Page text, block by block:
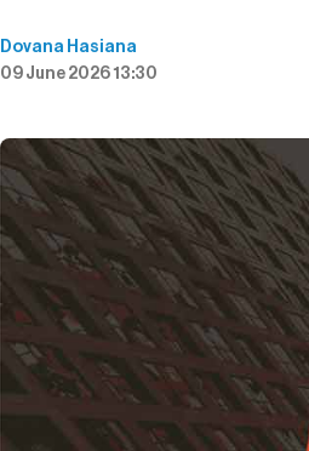
Dovana Hasiana
09 June 2026 13:30